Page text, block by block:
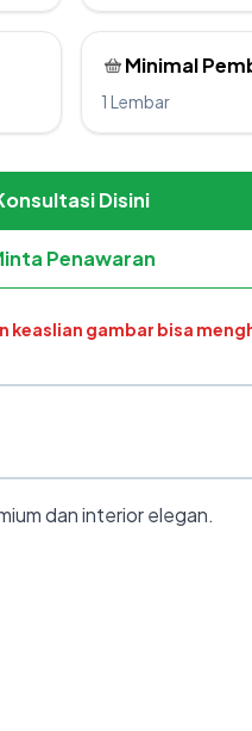
Minimal
1 Lembar
Disini
Penawaran
gambar bisa
dan interior elegan.